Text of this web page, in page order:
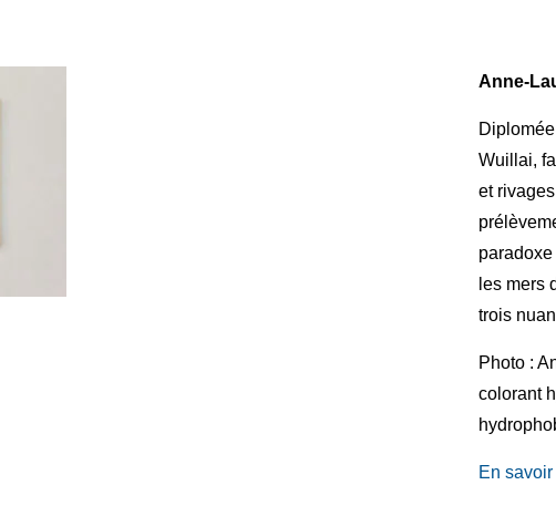
Anne-
Wuillai,
et
les mers
trois
Photo :
colorant
En